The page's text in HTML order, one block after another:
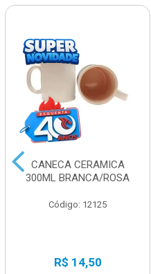
CANECA CERAMICA
300ML BRANCA/ROSA
Código: 12125
R$ 14,50